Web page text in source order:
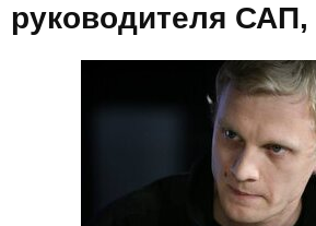
руководителя